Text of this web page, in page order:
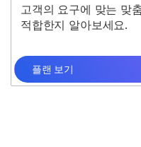
고객의 요구에 맞는 맞
적합한지 알아보세요.
플랜 보기